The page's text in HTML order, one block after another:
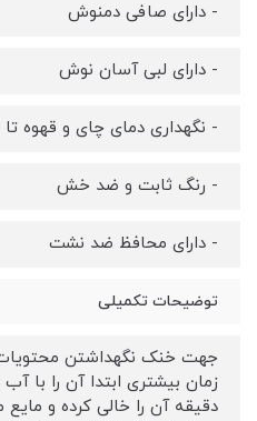
- دارای صافی دمنوش
- دارای لبی آسان نوش
- نگهداری دمای چای و قهوه تا 6 ساعت
- رنگ ثابت و ضد خش
- دارای محافظ ضد نشت
توضیحات تکمیلی
جهت خنک نگهداشتن
دقیقه آن را خالی کرده و مایع